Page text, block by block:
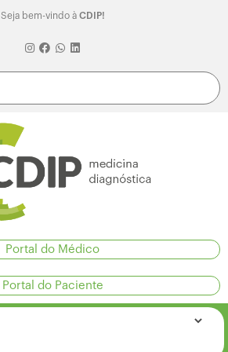
Seja bem-vindo à CDIP!
Portal do Médico
Portal do Paciente